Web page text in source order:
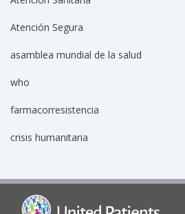
Atención Segura
asamblea mundial de la salud
who
farmacorresistencia
crisis humanitaria